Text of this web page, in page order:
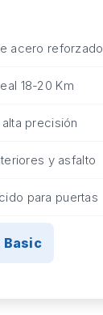
acero reforzado
18-20 Km
precisión
y asfalto
para puertas
Basic